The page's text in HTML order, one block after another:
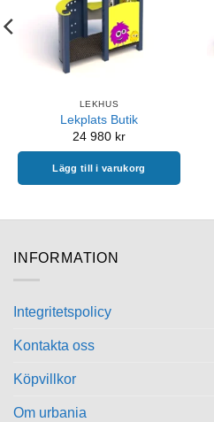
LEKHUS
Lekplats Butik
24 980 kr
Lägg till i varukorg
INFORMATION
Integritetspolicy
Kontakta oss
Köpvillkor
Om urbania